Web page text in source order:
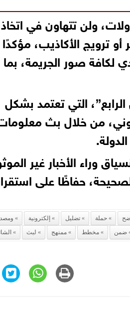
ولن تتهاون في اتخاذ
ترويج الأكاذيب، مؤكدًا
لكافة صور الجريمة،
التي تعتمد بشكل
من خلال بث
وراء الأخبار غير
حفاظًا على
حملة تضليل إلكترونية
ضمن مخطط ممنهج لبث